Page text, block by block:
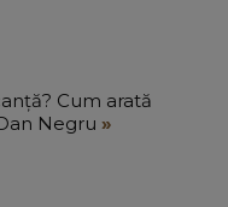
Cum arată
Negru